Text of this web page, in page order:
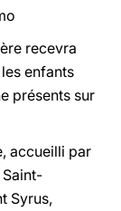
recevra
enfants
présents sur
accueilli par
Syrus,